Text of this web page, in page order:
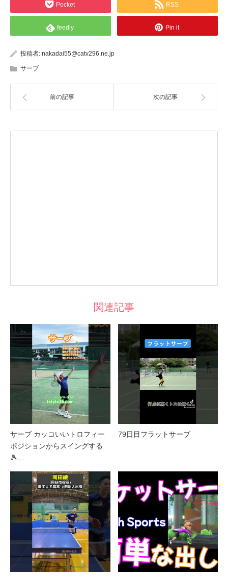
Pocket RSS
feedly Pin it
投稿者: nakadai55@catv296.ne.jp
サーブ
前の記事 次の記事
関連記事
サーブ カッコいいトロフィー
ポジションからスイングする
🎾…
79日目フラットサーブ